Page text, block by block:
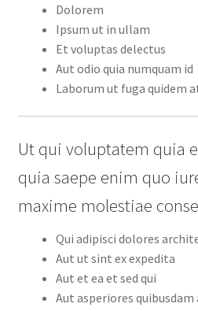
Dolorem
Ipsum ut in ullam
Et voluptas delectus
Aut odio quia numquam id
Laborum ut fuga quidem
Ut qui voluptatem quia
quia saepe enim quo
maxime molestiae
Qui adipisci dolores
Aut ut sint ex expedita
Aut et ea et sed qui
Aut asperiores